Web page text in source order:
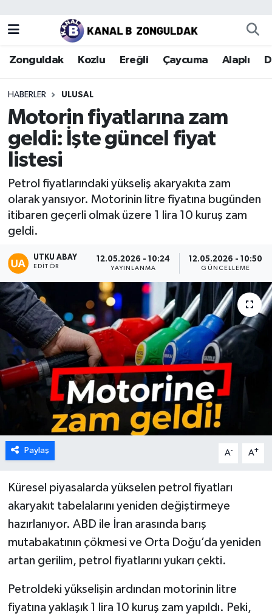
Zonguldak Kozlu Ereğli Çaycuma Alaplı
HABERLER ULUSAL
Motorin fiyatlarına zam
geldi: İşte güncel fiyat
listesi
Petrol fiyatlarındaki yükseliş akaryakıta zam
olarak yansıyor. Motorinin litre fiyatına bugünden
itibaren geçerli olmak üzere 1 lira 10 kuruş zam
geldi.
UTKU ABAY
EDITÖR
12.05.2026 - 10:24
YAYINLANMA
12.05.2026 - 10:50
GÜNCELLEME
Paylaş A- A+
Küresel piyasalarda yükselen petrol fiyatları
akaryakıt tabelalarını yeniden değiştirmeye
hazırlanıyor. ABD ile İran arasında barış
mutabakatının çökmesi ve Orta Doğu’da yeniden
artan gerilim, petrol fiyatlarını yukarı çekti.
Petroldeki yükselişin ardından motorinin litre
fiyatına yaklaşık 1 lira 10 kuruş zam yapıldı. Peki,
Zonguldak
Kozlu
Ereğli
Çaycuma
Alaplı
Devrek
Gökçebey
Bartın
Karabük
Spor
Ulusal
Zonguldak Nöbetçi Eczaneler
Zonguldak Hava Durumu
Zonguldak Trafik Yoğunluk Haritası
Puan Durumu ve Fikstür
Tüm Manşetler
Son Dakika Haberleri
Haber Arşivi